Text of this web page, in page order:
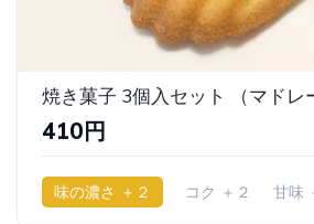
410円
味の濃さ ＋２ コク ＋２ 甘味